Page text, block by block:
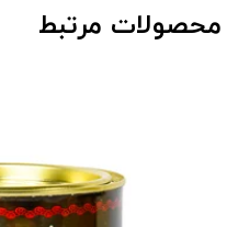
محصولات مرتبط